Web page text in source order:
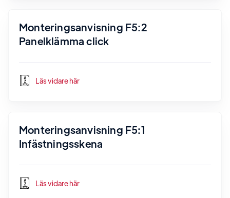
Monteringsanvisning F5:2
Panelklämma click
Läs vidare här
Monteringsanvisning F5:1
Infästningsskena
Läs vidare här